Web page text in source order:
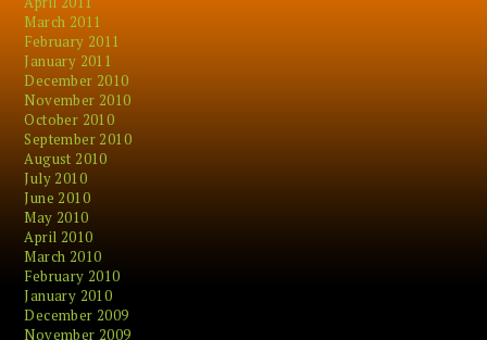
March 2011
February 2011
January 2011
December 2010
November 2010
October 2010
September 2010
August 2010
July 2010
June 2010
May 2010
April 2010
March 2010
February 2010
January 2010
December 2009
November 2009